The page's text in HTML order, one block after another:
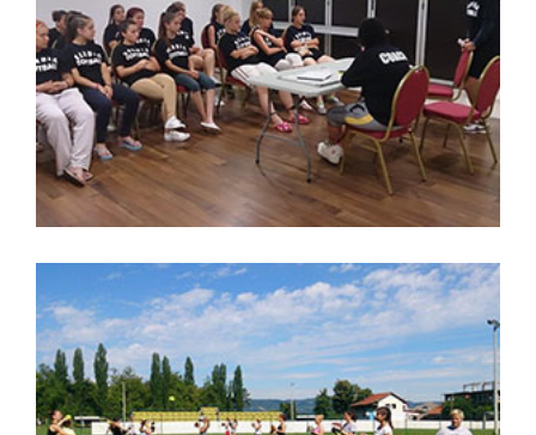
Softbol kadetska reprezentacija
Srbije
reprezentacija
,
Srbija
Softbol kadetska reprezentacija
Srbije